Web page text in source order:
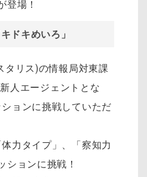
登場！
ドキめいろ」
タリス)の情報局対東課
新人エージェントとな
ョンに挑戦していただ
体力タイプ」、「察知力
ションに挑戦！